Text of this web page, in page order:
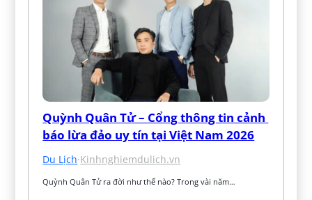
Quỳnh Quân Tử – Cổng thông tin cảnh
báo lừa đảo uy tín tại Việt Nam 2026
Du Lịch·Kinhnghiemdulich.vn
Quỳnh Quân Tử ra đời như thế nào? Trong vài năm…